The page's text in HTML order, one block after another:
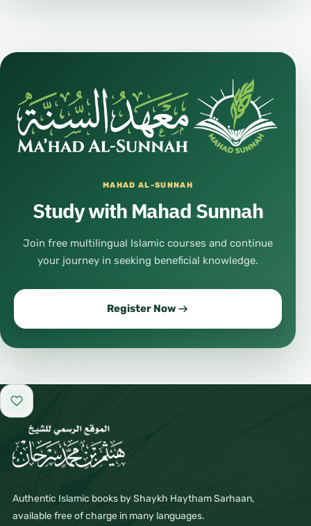
MAHAD AL-SUNNAH
Study with Mahad Sunnah
Join free multilingual Islamic courses and continue
your journey in seeking beneficial knowledge.
Register Now
Add to favorites
Authentic Islamic books by Shaykh Haytham Sarhaan,
available free of charge in many languages.